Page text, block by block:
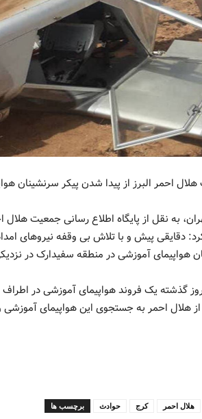
احمر البرز از پیدا شدن پیکر سرنشینان
به نقل از پایگاه اطلاع رسانی جمعیت
کرد: دقایقى پیش و با تلاش بی وقفه نیروهای
هواپیماى آموزشى در منطقه سفیدارک در
گذشته یک فروند هواپیمای آموزشی در
هلال احمر به جستجوی این هواپیمای آموزشی
برچسب ها حوادث کرج هلال احمر